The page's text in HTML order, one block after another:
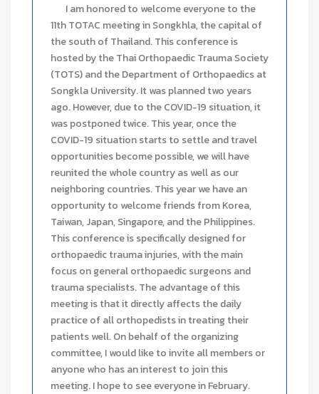
I am honored to welcome everyone to the
11th TOTAC meeting in Songkhla, the capital of
the south of Thailand. This conference is
hosted by the Thai Orthopaedic Trauma Society
(TOTS) and the Department of Orthopaedics at
Songkla University. It was planned two years
ago. However, due to the COVID-19 situation, it
was postponed twice. This year, once the
COVID-19 situation starts to settle and travel
opportunities become possible, we will have
reunited the whole country as well as our
neighboring countries. This year we have an
opportunity to welcome friends from Korea,
Taiwan, Japan, Singapore, and the Philippines.
This conference is specifically designed for
orthopaedic trauma injuries, with the main
focus on general orthopaedic surgeons and
trauma specialists. The advantage of this
meeting is that it directly affects the daily
practice of all orthopedists in treating their
patients well. On behalf of the organizing
committee, I would like to invite all members or
anyone who has an interest to join this
meeting. I hope to see everyone in February.